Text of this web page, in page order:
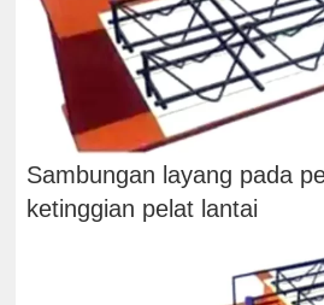
Sambungan layang pada
ketinggian pelat lantai